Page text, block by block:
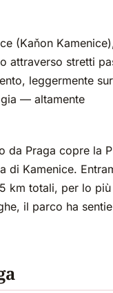
(Kaňon
attraverso stretti
leggermente
— altamente
da Praga copre la
di Kamenice.
km totali, per lo
il parco ha